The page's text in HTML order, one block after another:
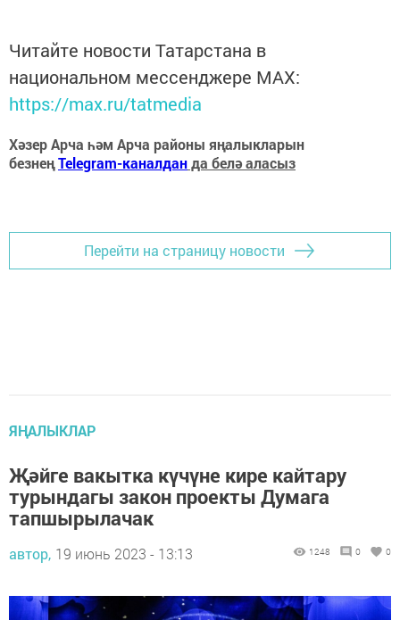
Читайте новости Татарстана в
национальном мессенджере MАХ:
https://max.ru/tatmedia
Хәзер Арча һәм Арча районы яңалыкларын
безнеңTelegram-каналданда белә аласыз
Перейти на страницу новости
ЯҢАЛЫКЛАР
Җәйге вакытка күчүне кире кайтару
турындагы закон проекты Думага
тапшырылачак
автор, 19 июнь 2023 - 13:13 1248 0 0